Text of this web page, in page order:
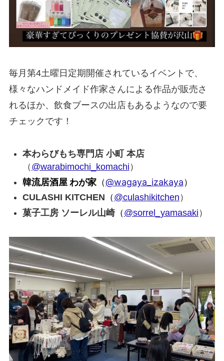
毎月第4土曜日定期開催されているイベントで、
様々なハンドメイド作家さんによる作品が販売さ
れるほか、飲食ブースの出店もあるようなので要
チェックです！
本わらびもち専門店 小町 本店
（ @warabimochi_komachi ）
韓流居酒屋 わが家（@wagaya_izakaya）
CULASHI KITCHEN （ @culashikitchen ）
菓子工房 ソーレル山崎（ @sorrel_yamasaki ）